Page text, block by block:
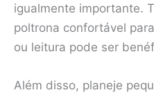
igualmente importante.
poltrona confortável
ou leitura pode ser
Além disso, planeje